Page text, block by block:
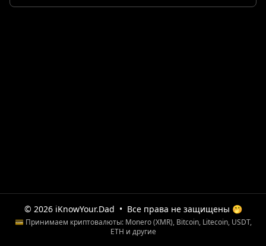
© 2026 iKnowYour.Dad • Все права не защищены 🤭
💳 Принимаем криптовалюты: Monero (XMR), Bitcoin, Litecoin, USDT,
ETH и другие